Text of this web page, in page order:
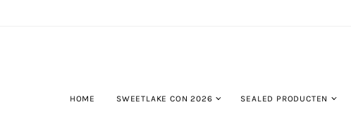
HOME SWEETLAKE CON 2026 SEALED PRODUCTEN